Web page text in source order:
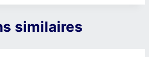
similaires